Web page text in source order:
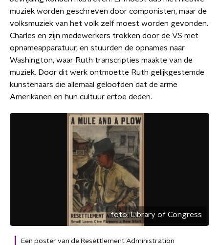
muziek worden geschreven door componisten, maar de
volksmuziek van het volk zelf moest worden gevonden.
Charles en zijn medewerkers trokken door de VS met
opnameapparatuur, en stuurden de opnames naar
Washington, waar Ruth transcripties maakte van de
muziek. Door dit werk ontmoette Ruth gelijkgestemde
kunstenaars die allemaal geloofden dat de arme
Amerikanen en hun cultuur ertoe deden.
foto:Library of Congress
Een poster van de Resettlement Administration